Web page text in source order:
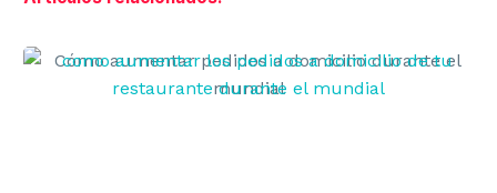
Branding
Cómo
aumentar